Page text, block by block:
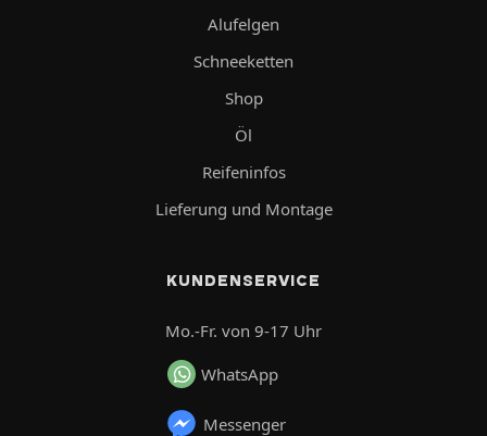
Alufelgen
Schneeketten
Shop
Öl
Reifeninfos
Lieferung und Montage
KUNDENSERVICE
Mo.-Fr. von 9-17 Uhr
WhatsApp
Messenger